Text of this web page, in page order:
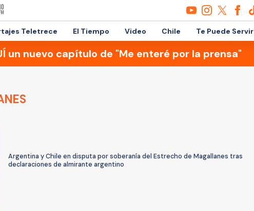
Teletrece El Tiempo Video Chile Te Puede Servir
un nuevo capítulo de "Me enteré por la prensa"
Argentina y Chile en disputa por soberanía del Estrecho de Magallanes tras
declaraciones de almirante argentino